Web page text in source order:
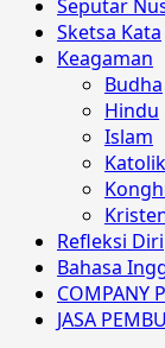
Seputar
Sketsa Kata
Keagaman
Budha
Hindu
Islam
Refleksi Diri
Bahasa
COMPANY
JASA